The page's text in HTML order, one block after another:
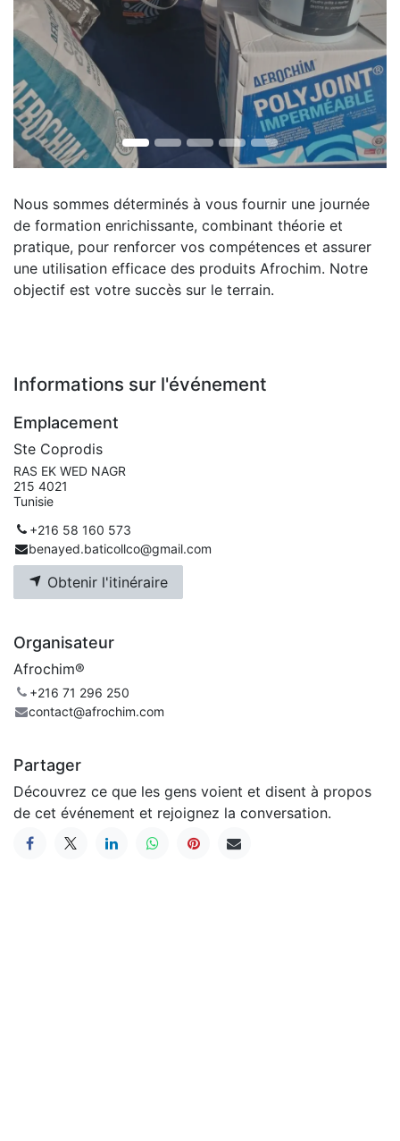
Nous sommes déterminés à vous fournir une journée
de formation enrichissante, combinant théorie et
pratique, pour renforcer vos compétences et assurer
une utilisation efficace des produits Afrochim. Notre
objectif est votre succès sur le terrain.
Informations sur l'événement
Emplacement
Ste Coprodis
RAS EK WED NAGR
215 4021
Tunisie
+216 58 160 573
benayed.baticollco@gmail.com
Obtenir l'itinéraire
Organisateur
Afrochim®
+216 71 296 250
contact@afrochim.com
Partager
Découvrez ce que les gens voient et disent à propos
de cet événement et rejoignez la conversation.